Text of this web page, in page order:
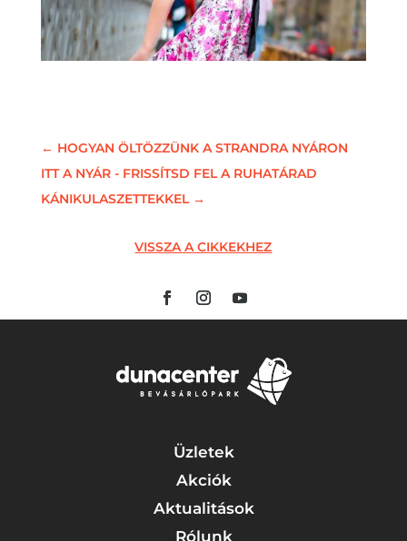
← HOGYAN ÖLTÖZZÜNK A STRANDRA NYÁRON
ITT A NYÁR - FRISSÍTSD FEL A RUHATÁRAD
KÁNIKULASZETTEKKEL→
VISSZA A CIKKEKHEZ
Üzletek
Akciók
Aktualitások
Rólunk